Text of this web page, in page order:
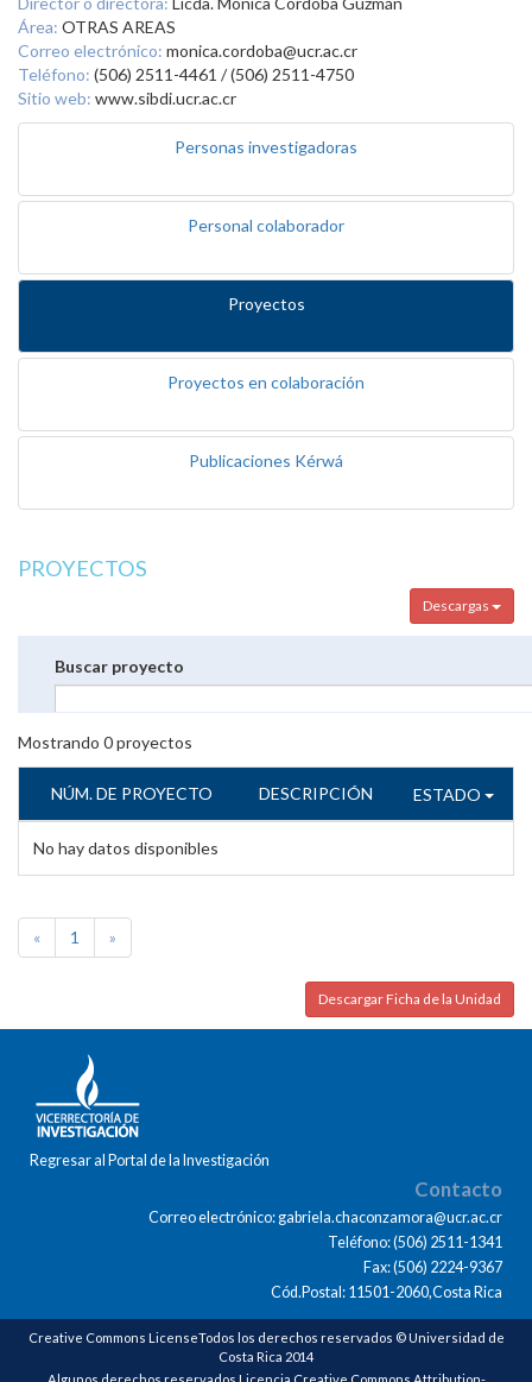
Área: OTRAS AREAS
Correo electrónico: monica.cordoba@ucr.ac.cr
Teléfono: (506) 2511-4461 / (506) 2511-4750
Sitio web: www.sibdi.ucr.ac.cr
Personas investigadoras
Personal colaborador
Proyectos
Proyectos en colaboración
Publicaciones Kérwá
PROYECTOS
Descargas
Buscar proyecto
Mostrando 0proyectos
NÚM. DE PROYECTO DESCRIPCIÓN ESTADO
No hay datos disponibles
« 1 »
Descargar Ficha de la Unidad
Regresar al Portal de la Investigación
Contacto
Correo electrónico: gabriela.chaconzamora@ucr.ac.cr
Teléfono: (506) 2511-1341
Fax: (506) 2224-9367
Cód.Postal: 11501-2060,Costa Rica
Creative Commons LicenseTodos los derechos reservados © Universidad de
Costa Rica 2014